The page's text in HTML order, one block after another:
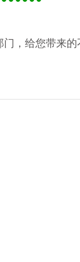
门，给您带来的